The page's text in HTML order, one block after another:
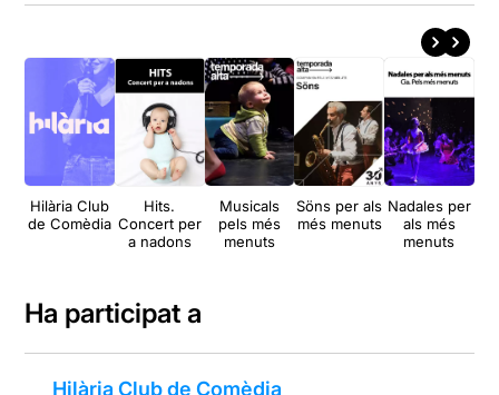
Hilària Club
de Comèdia
Hits.
Concert per
a nadons
Musicals
pels més
menuts
Söns per als
més menuts
Nadales per
als més
menuts
Ha participat a
Hilària Club de Comèdia